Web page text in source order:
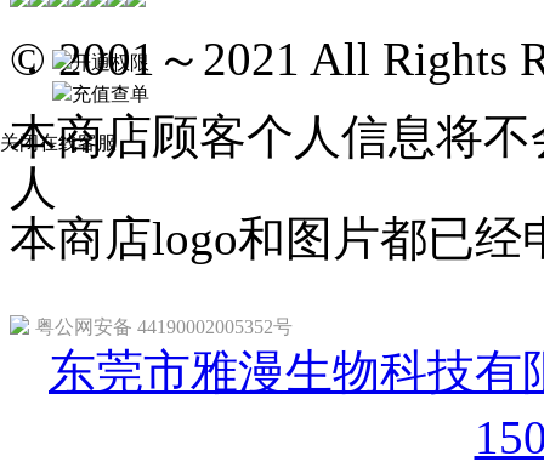
开通权限
充值查单
关闭在线客服
© 2001～2021 All Rights
本商店顾客个人信息将
人
本商店logo和图片都已
粤公网安备 44190002005352号
东莞市雅漫生物科技有